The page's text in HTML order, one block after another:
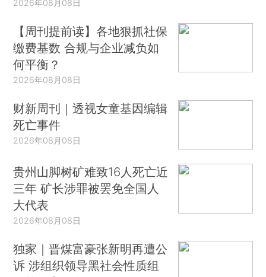
2026年08月08日
【周刊提前读】各地狠抓社保
缴费基数 合规与企业减负如
何平衡？
2026年08月08日
财新周刊｜透视女童基因编辑
死亡事件
2026年08月08日
贵州山脚树矿难致16人死亡近
三年 矿长涉罪被罢免全国人
大代表
2026年08月08日
独家｜晋煤富豪张新明再遭公
诉 涉组织领导黑社会性质组